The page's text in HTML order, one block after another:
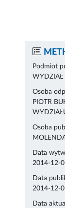
Podmiot
WYDZIAŁ
Osoba
PIOTR
Osoba
Data
2014-12-
Data
2014-12-
Data